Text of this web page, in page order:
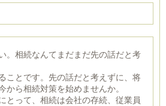
。相続なんてまだまだ先の話だと考
ことです。先の話だと考えずに、将
から相続対策を始めませんか。
とって、相続は会社の存続、従業員